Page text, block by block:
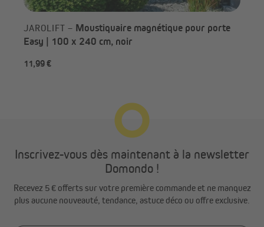
JAROLIFT – Moustiquaire magnétique pour porte
Easy | 100 x 240 cm, noir
11,99 €
Inscrivez-vous dès maintenant à la newsletter
Domondo !
Recevez 5 € offerts sur votre première commande et ne manquez
plus aucune nouveauté, tendance, astuce déco ou offre exclusive.